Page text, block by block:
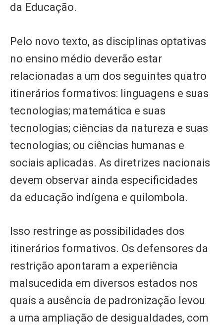
da Educação.
Pelo novo texto, as disciplinas optativas
no ensino médio deverão estar
relacionadas a um dos seguintes quatro
itinerários formativos: linguagens e suas
tecnologias; matemática e suas
tecnologias; ciências da natureza e suas
tecnologias; ou ciências humanas e
sociais aplicadas. As diretrizes nacionais
devem observar ainda especificidades
da educação indígena e quilombola.
Isso restringe as possibilidades dos
itinerários formativos. Os defensores da
restrição apontaram a experiência
malsucedida em diversos estados nos
quais a ausência de padronização levou
a uma ampliação de desigualdades, com